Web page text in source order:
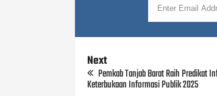
Next
Pemkab Tanjab Barat Raih Predikat
Keterbukaan Informasi Publik 2025